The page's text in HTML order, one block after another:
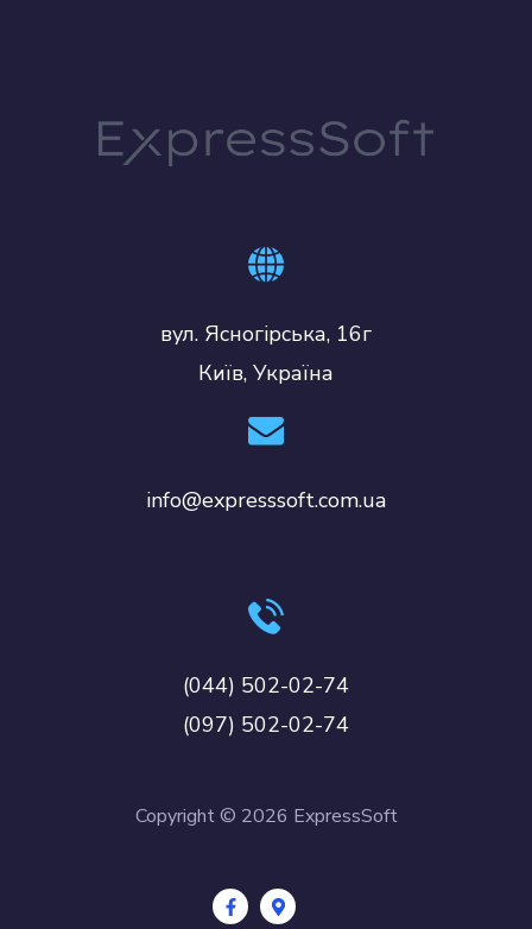
вул. Ясногірська, 16г
Київ, Україна
info@expresssoft.com.ua
(044) 502-02-74
(097) 502-02-74
Copyright © 2026 ExpressSoft